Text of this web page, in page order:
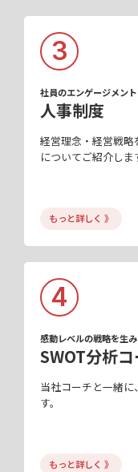
3
社員のエンゲージメン
人事制度
経営理念・経営戦
についてご紹介しま
もっと詳しく 》
4
感動レベルの戦略を生
SWOT分析
当社コーチと一緒に
す。
もっと詳しく 》